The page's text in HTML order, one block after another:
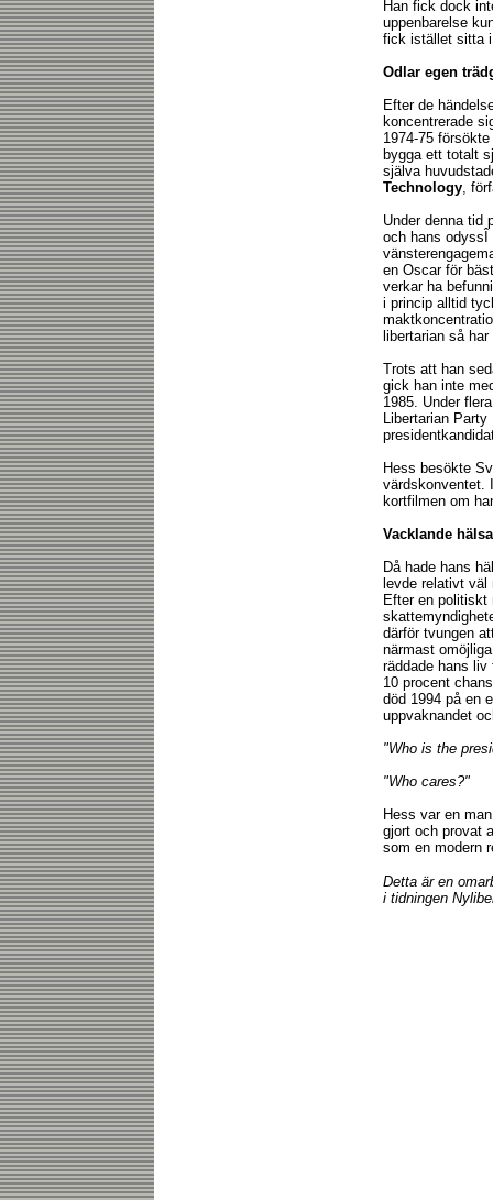
Han fick dock
uppenbarelse
fick istället sitta
Odlar egen
Efter de
koncentrerade
1974-75
bygga ett totalt
själva
Technology,
Under denna tid
och hans odyssÎ
en Oscar för
verkar ha
i princip alltid
libertarian så
Trots att han
gick han inte
1985. Under
Libertarian
Hess besökte
värdskonventet.
kortfilmen om
Vacklande hälsa
Då hade hans
levde relativt
Efter en politiskt
därför tvungen
närmast
räddade hans liv
10 procent
död 1994 på en
uppvaknandet
"Who is the
"Who cares?"
Hess var en
gjort och provat
som en modern
Detta är en
i tidningen